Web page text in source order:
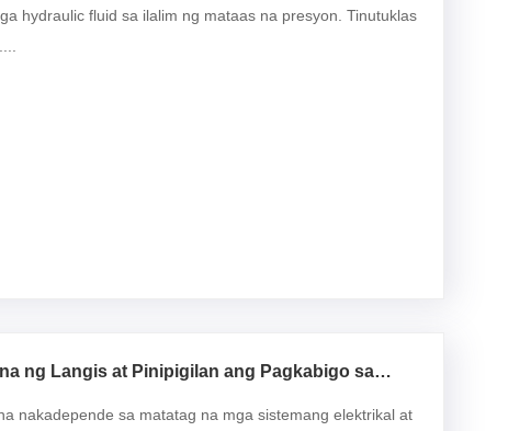
hydraulic fluid sa ilalim ng mataas na presyon. Tinutuklas
ng Langis at Pinipigilan ang Pagkabigo sa
nakadepende sa matatag na mga sistemang elektrikal at